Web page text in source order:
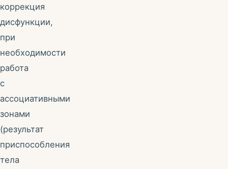
коррекция
дисфункции,
при
необходимости
работа
с
ассоциативными
зонами
(результат
приспособления
тела